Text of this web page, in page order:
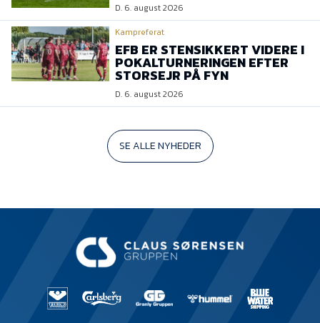
D. 6. august 2026
Kampreferat
EFB ER STENSIKKERT VIDERE I
POKALTURNERINGEN EFTER
STORSEJR PÅ FYN
D. 6. august 2026
SE ALLE NYHEDER